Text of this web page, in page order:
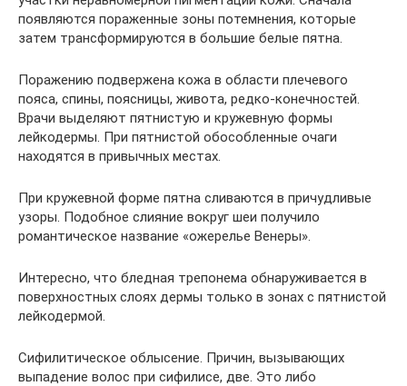
появляются пораженные зоны потемнения, которые
затем трансформируются в большие белые пятна.
Поражению подвержена кожа в области плечевого
пояса, спины, поясницы, живота, редко-конечностей.
Врачи выделяют пятнистую и кружевную формы
лейкодермы. При пятнистой обособленные очаги
находятся в привычных местах.
При кружевной форме пятна сливаются в причудливые
узоры. Подобное слияние вокруг шеи получило
романтическое название «ожерелье Венеры».
Интересно, что бледная трепонема обнаруживается в
поверхностных слоях дермы только в зонах с пятнистой
лейкодермой.
Сифилитическое облысение. Причин, вызывающих
выпадение волос при сифилисе, две. Это либо